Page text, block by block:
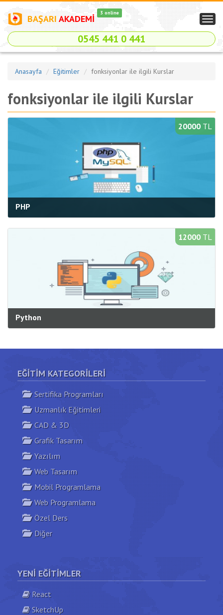
BAŞARIAKADEMİ
3 online
0545 441 0 441
Anasayfa Eğitimler fonksiyonlar ile ilgili Kurslar
fonksiyonlar ile ilgili Kurslar
PHP
Kategori:Web Programlama
Yeni Açılacak Gruplar
20000 TL
Python
Kategori:Yazılım
Süre:60 saat
12000 TL
EĞITIM KATEGORILERI
Sertifika Programları
Uzmanlık Eğitimleri
CAD & 3D
Grafik Tasarım
Yazılım
Web Tasarım
Mobil Programlama
Web Programlama
Özel Ders
Diğer
YENI EĞITIMLER
React
SketchUp